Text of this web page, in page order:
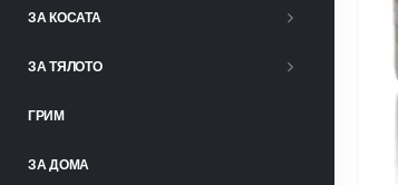
ЗА КОСАТА
ЗА ТЯЛОТО
ГРИМ
ЗА ДОМА